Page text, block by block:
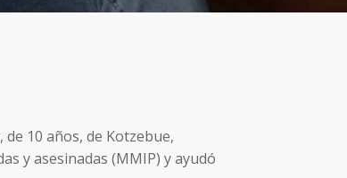
10 años, de Kotzebue,
y asesinadas (MMIP) y ayudó